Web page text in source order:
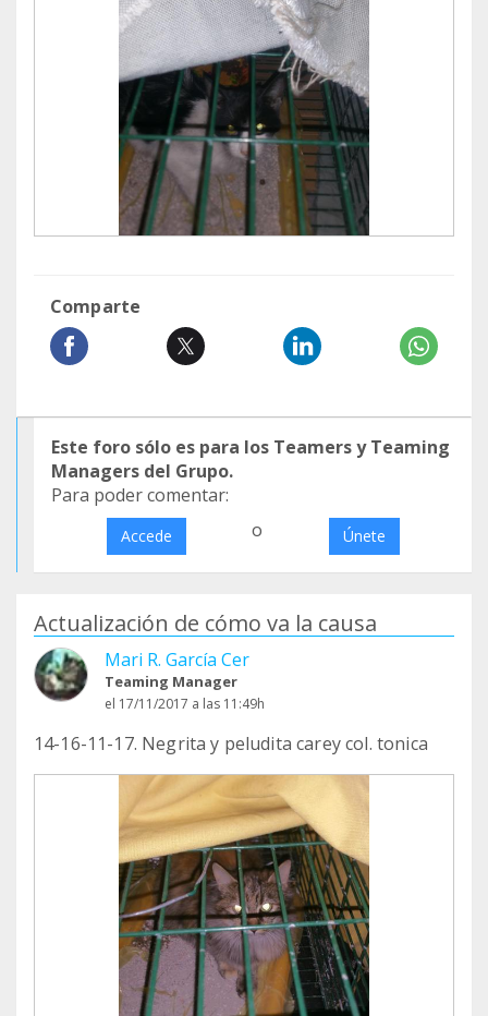
Comparte
Este foro sólo es para los Teamers y Teaming
Managers del Grupo.
Para poder comentar:
Accede o Únete
Actualización de cómo va la causa
Mari R. García Cer
Teaming Manager
el 17/11/2017 a las 11:49h
14-16-11-17. Negrita y peludita carey col. tonica